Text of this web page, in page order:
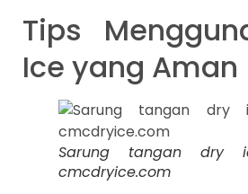
Tips
Ice yang Aman
Sarung tangan dry
cmcdryice.com